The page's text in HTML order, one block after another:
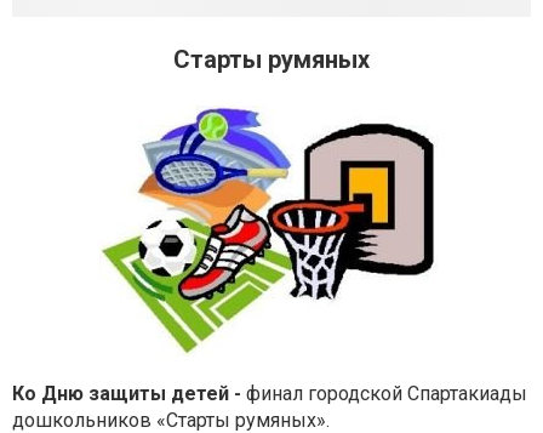
Старты румяных
Ко Дню защиты детей - финал городской Спартакиады
дошкольников «Старты румяных».